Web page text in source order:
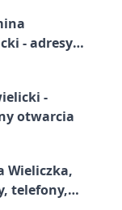
- adresy,
-
otwarcia
Wieliczka,
telefony,